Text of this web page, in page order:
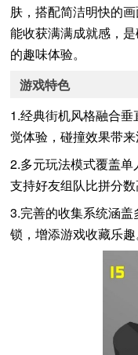
肤，搭配简洁明快的
能收获满满成就感，
的趣味体验。
游戏特色
1.经典街机风格融合
觉体验，碰撞效果带来
2.多元玩法模式覆盖
支持好友组队比拼分数
3.完善的收集系统涵
锁，增添游戏收藏乐趣